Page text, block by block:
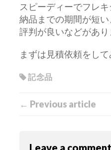
スピーディーでフレ
納品までの期間が短
評判が良いなどがあり
まずは見積依頼をして
記念品
← Previous article
Leave a comment